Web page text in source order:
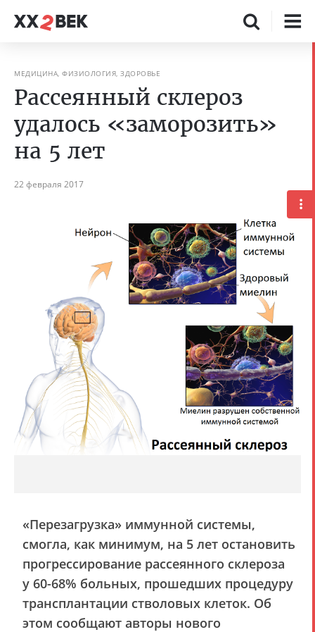
МЕДИЦИНА, ФИЗИОЛОГИЯ, ЗДОРОВЬЕ
Рассеянный склероз
удалось «заморозить»
на 5 лет
22 февраля 2017
«Перезагрузка» иммунной системы,
смогла, как минимум, на 5 лет остановить
прогрессирование рассеянного склероза
у 60-68% больных, прошедших процедуру
трансплантации стволовых клеток. Об
этом сообщают авторы нового